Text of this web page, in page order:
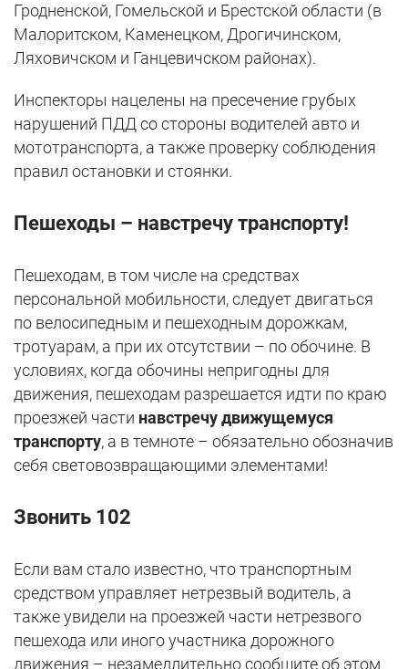
Гродненской, Гомельской и Брестской области (в
Малоритском, Каменецком, Дрогичинском,
Ляховичском и Ганцевичском районах).
Инспекторы нацелены на пресечение грубых
нарушений ПДД со стороны водителей авто и
мототранспорта, а также проверку соблюдения
правил остановки и стоянки.
Пешеходы – навстречу транспорту!
Пешеходам, в том числе на средствах
персональной мобильности, следует двигаться
по велосипедным и пешеходным дорожкам,
тротуарам, а при их отсутствии – по обочине. В
условиях, когда обочины непригодны для
движения, пешеходам разрешается идти по краю
проезжей части навстречу движущемуся
транспорту, а в темноте – обязательно обозначив
себя световозвращающими элементами!
Звонить 102
Если вам стало известно, что транспортным
средством управляет нетрезвый водитель, а
также увидели на проезжей части нетрезвого
пешехода или иного участника дорожного
движения – незамедлительно сообщите об этом